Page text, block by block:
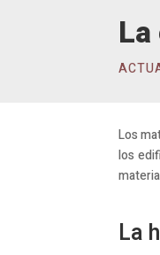
Los
los
La